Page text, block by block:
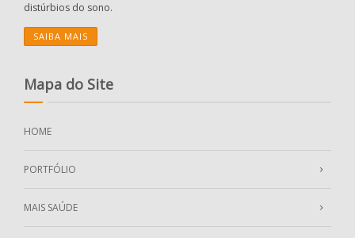
distúrbios do sono.
SAIBA MAIS
Mapa do Site
HOME
PORTFÓLIO
MAIS SAÚDE